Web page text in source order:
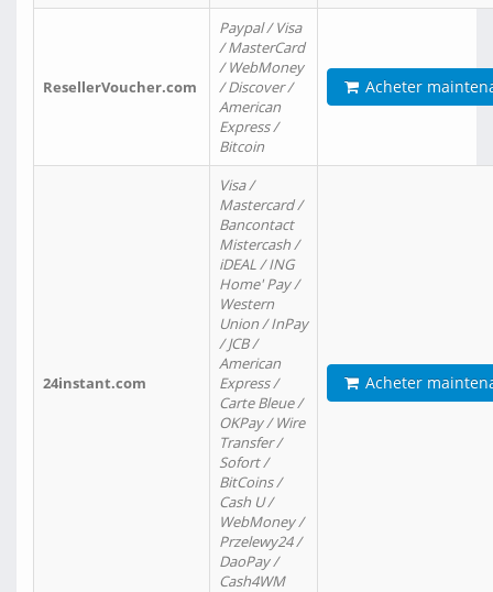
ResellerVoucher.com
Paypal / Visa
/ MasterCard
/ WebMoney
/ Discover /
American
Express /
Bitcoin
Acheter
24instant.com
Visa /
Mastercard /
Bancontact
Mistercash /
iDEAL / ING
Home' Pay /
Western
Union / InPay
/ JCB /
American
Express /
Carte Bleue /
OKPay / Wire
Transfer /
Sofort /
BitCoins /
Cash U /
WebMoney /
Przelewy24 /
DaoPay /
Cash4WM
Acheter